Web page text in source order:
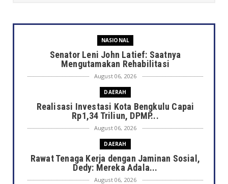
NASIONAL
Senator Leni John Latief: Saatnya
Mengutamakan Rehabilitasi
August 06, 2026
DAERAH
Realisasi Investasi Kota Bengkulu Capai
Rp1,34 Triliun, DPMP...
August 06, 2026
DAERAH
Rawat Tenaga Kerja dengan Jaminan Sosial,
Dedy: Mereka Adala...
August 06, 2026